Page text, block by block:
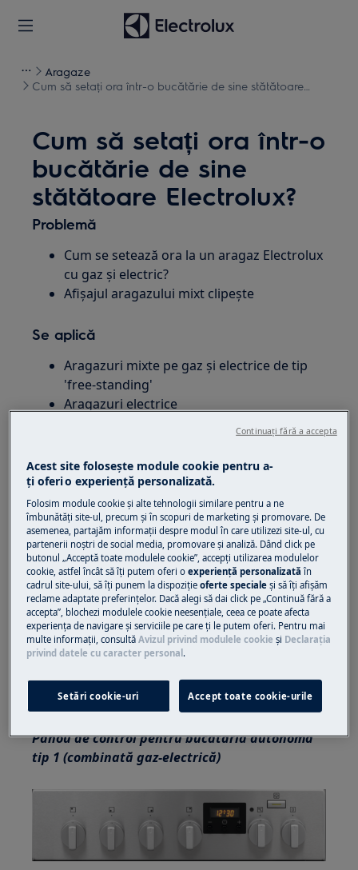
Aragaze
Cum să setați ora într-o bucătărie de sine stătătoare
Cum să setați ora într-o
bucătărie de sine
stătătoare Electrolux?
Problemă
Cum se setează ora la un aragaz Electrolux
cu gaz și electric?
Afișajul aragazului mixt clipește
Se aplică
Aragazuri mixte pe gaz și electrice de tip
'free-standing'
Aragazuri electrice
Înainte de a folosi funcțiile cuptorului, trebuie să
setați ora actuală. După conectarea aparatului
la sursa de alimentare sau în cazul unei
întreruperi de curent, afișajul va începe să
clipească automat - ora nu este setată.
După trecerea de la ora standard la cea de vară
și invers, va fi necesar să se reajusteze ora.
Setează ceasul urmând instrucțiunile de mai jos,
dacă dispozitivul tău nu este listat mai jos
Panou de control pentru bucătăria autonomă
tip 1 (combinată gaz-electrică)
Acest site folosește module cookie pentru a-
ţi oferi o experienţă personalizată.
Folosim module cookie și alte tehnologii similare pentru a ne
îmbunătăţi site-ul, precum și în scopuri de marketing și promovare. De
asemenea, partajăm informaţii despre modul în care utilizezi site-ul, cu
partenerii noștri de social media, promovare și analiză. Dând click pe
butonul „Acceptă toate modulele cookie”, accepţi utilizarea modulelor
cookie, astfel încât să îţi putem oferi oexperienţă personalizată în
cadrul site-ului, să îţi punem la dispoziţieoferte speciale și să îţi afișăm
reclame adaptate preferinţelor. Dacă alegi să dai click pe „Continuă fără a
accepta”, blochezi modulele cookie neesenţiale, ceea ce poate afecta
experienţa de navigare și serviciile pe care ţi le putem oferi. Pentru mai
multe informaţii, consultăAvizul privind modulele cookie și Declaraţia
privind datele cu caracter personal.
Setări cookie-uri Accept toate cookie-urile
Continuați fără a accepta